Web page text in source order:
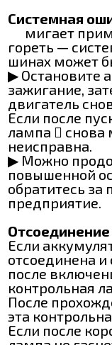
Системная
мигает
гореть —
шинах может
▶ Остановите
зажигание,
двигатель
Если после
лампа  снова
неисправна.
▶ Можно
повышенной
обратитесь
предприятие.
Если
отсоединена и
после
контрольная
После
эта
Если после